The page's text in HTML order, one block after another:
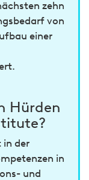
zehn
von
einer
Hürden
in der
in
und